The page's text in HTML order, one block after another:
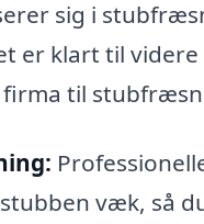
sig i
er klart til
til
væk, så